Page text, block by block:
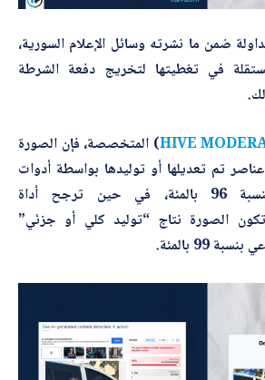
ضمن ما نشرته وسائل الإعلام السورية،
في تغطيتها لتخريج دفعة الشرطة
HIVE) المتخصصة، فإن الصورة
تم تعديلها أو توليدها بواسطة أدوات
الذكاء الاصطناعي بنسبة 96 بالمئة، في حين ترجح أداة
الصورة نتاج “توليد كلي أو جزئي”
99 بالمئة.